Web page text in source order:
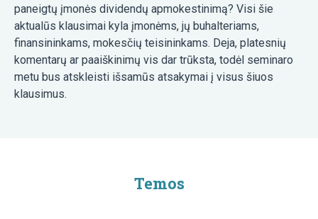
paneigtų įmonės dividendų apmokestinimą? Visi šie
aktualūs klausimai kyla įmonėms, jų buhalteriams,
finansininkams, mokesčių teisininkams. Deja, platesnių
komentarų ar paaiškinimų vis dar trūksta, todėl seminaro
metu bus atskleisti išsamūs atsakymai į visus šiuos
klausimus.
Temos